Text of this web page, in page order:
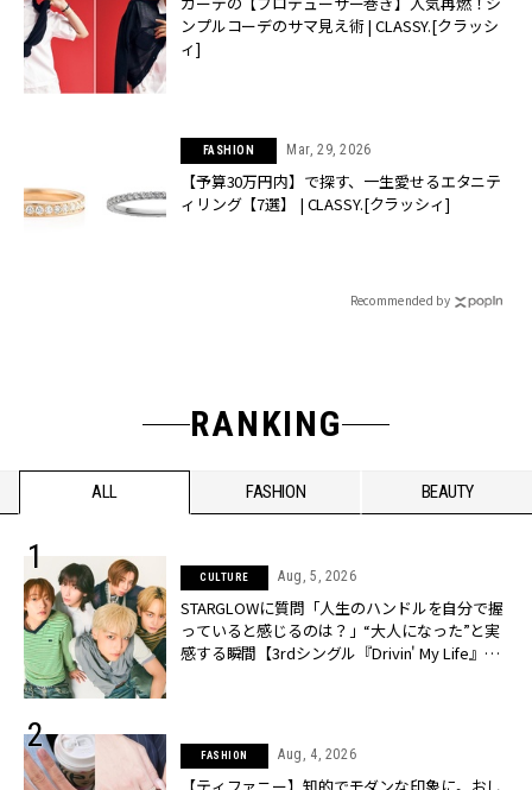
ンプルコーデのサマ見え術 | CLASSY.[クラッシ
ィ]
FASHION Mar, 29, 2026
【予算30万円内】で探す、一生愛せるエタニテ
ィリング【7選】 | CLASSY.[クラッシィ]
Recommended by
RANKING
ALL FASHION BEAUTY
CULTURE Aug, 5, 2026
STARGLOWに質問「人生のハンドルを自分で握
っていると感じるのは？」“大️人になった”と実
感する瞬間【3rdシングル『Drivin' My Life』発
FASHION Aug, 4, 2026